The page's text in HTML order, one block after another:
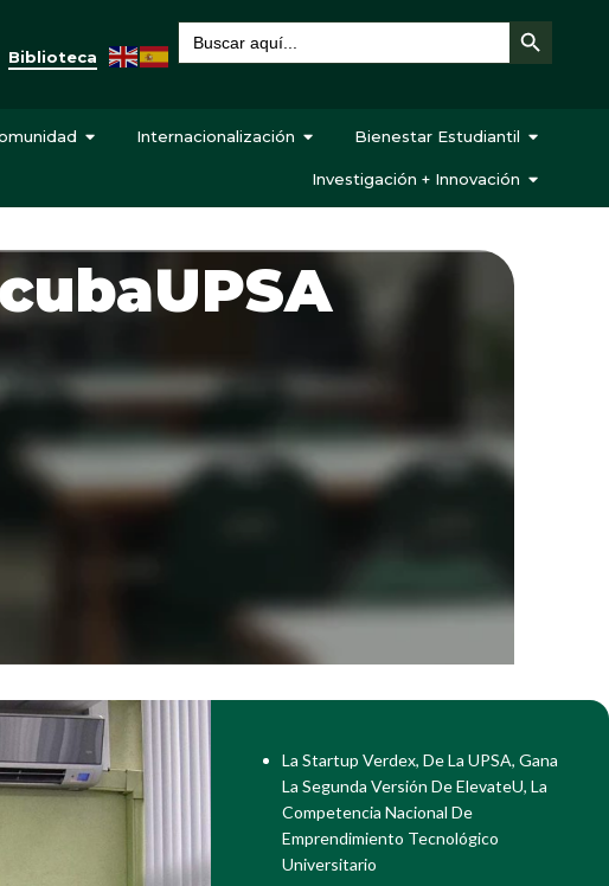
Biblioteca
Buscar: Botón de búsqueda
Internacionalización Bienestar Estudiantil
Investigación + Innovación
La Startup Verdex, De La UPSA, Gana
La Segunda Versión De ElevateU, La
Competencia Nacional De
Emprendimiento Tecnológico
Universitario